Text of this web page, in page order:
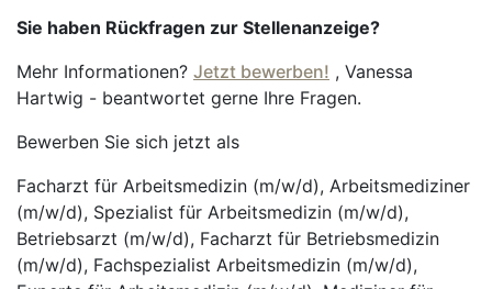
Sie haben Rückfragen zur Stellenanzeige?
Mehr Informationen? Jetzt bewerben! , Vanessa
Hartwig - beantwortet gerne Ihre Fragen.
Bewerben Sie sich jetzt als
Facharzt für Arbeitsmedizin (m/w/d), Arbeitsmediziner
(m/w/d), Spezialist für Arbeitsmedizin (m/w/d),
Betriebsarzt (m/w/d), Facharzt für Betriebsmedizin
(m/w/d), Fachspezialist Arbeitsmedizin (m/w/d),